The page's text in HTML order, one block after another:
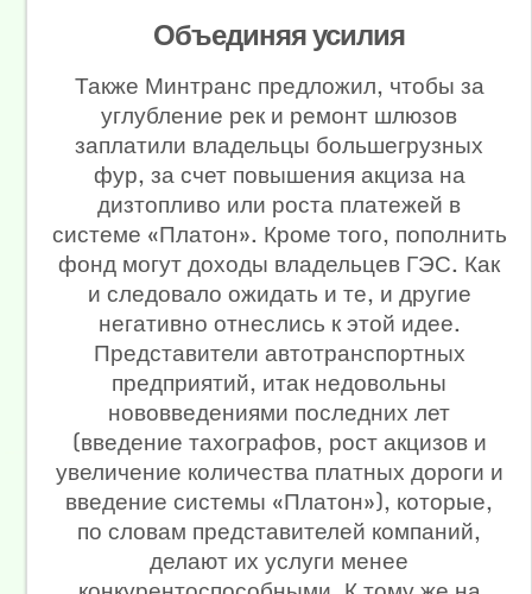
Объединяя усилия
Также Минтранс предложил, чтобы за
углубление рек и ремонт шлюзов
заплатили владельцы большегрузных
фур, за счет повышения акциза на
дизтопливо или роста платежей в
системе «Платон». Кроме того, пополнить
фонд могут доходы владельцев ГЭС. Как
и следовало ожидать и те, и другие
негативно отнеслись к этой идее.
Представители автотранспортных
предприятий, итак недовольны
нововведениями последних лет
(введение тахографов, рост акцизов и
увеличение количества платных дороги и
введение системы «Платон»), которые,
по словам представителей компаний,
делают их услуги менее